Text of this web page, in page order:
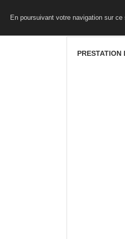
En poursuivant votre navigation sur
PRESTATION